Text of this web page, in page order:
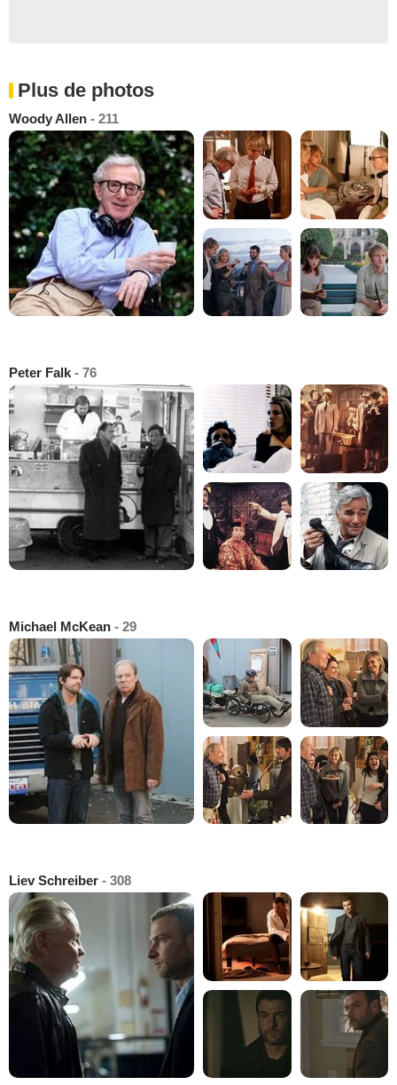
Plus de photos
Woody Allen - 211
Peter Falk - 76
Michael McKean - 29
Liev Schreiber - 308